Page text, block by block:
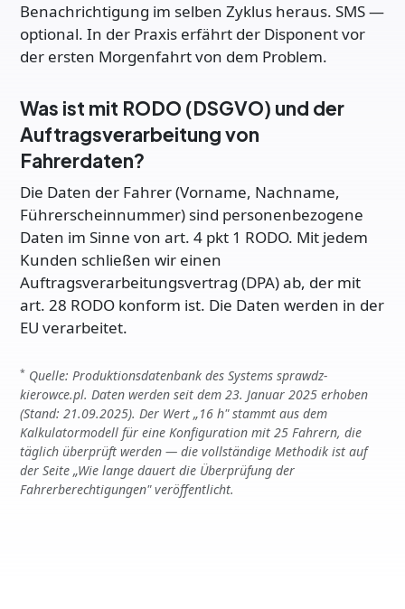
Benachrichtigung im selben Zyklus heraus. SMS —
optional. In der Praxis erfährt der Disponent vor
der ersten Morgenfahrt von dem Problem.
Was ist mit RODO (DSGVO) und der
Auftragsverarbeitung von
Fahrerdaten?
Die Daten der Fahrer (Vorname, Nachname,
Führerscheinnummer) sind personenbezogene
Daten im Sinne von art. 4 pkt 1 RODO. Mit jedem
Kunden schließen wir einen
Auftragsverarbeitungsvertrag (DPA) ab, der mit
art. 28 RODO konform ist. Die Daten werden in der
EU verarbeitet.
* Quelle: Produktionsdatenbank des Systems sprawdz-
kierowce.pl. Daten werden seit dem 23. Januar 2025 erhoben
(Stand: 21.09.2025). Der Wert „16 h" stammt aus dem
Kalkulatormodell für eine Konfiguration mit 25 Fahrern, die
täglich überprüft werden — die vollständige Methodik ist auf
der Seite „Wie lange dauert die Überprüfung der
Fahrerberechtigungen" veröffentlicht.